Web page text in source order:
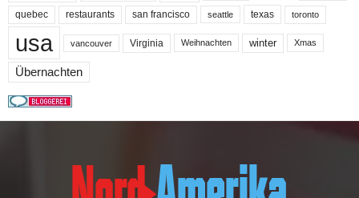
quebec restaurants san francisco seattle texas toronto
usa vancouver Virginia Weihnachten winter Xmas
Übernachten